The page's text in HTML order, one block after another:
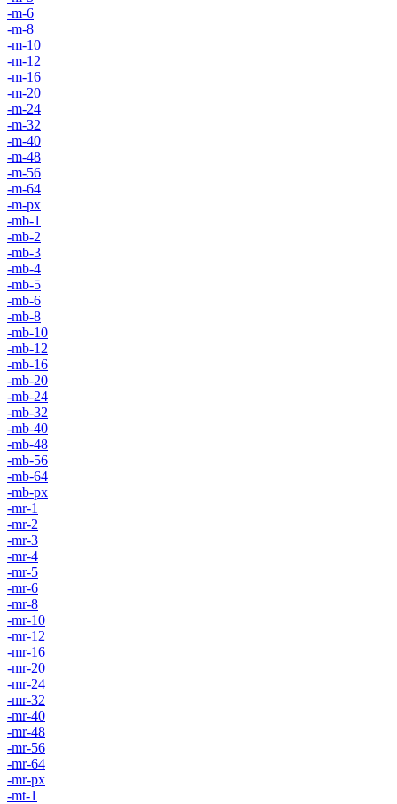
-m-6
-m-8
-m-10
-m-12
-m-16
-m-20
-m-24
-m-32
-m-40
-m-48
-m-56
-m-64
-m-px
-mb-1
-mb-2
-mb-3
-mb-4
-mb-5
-mb-6
-mb-8
-mb-10
-mb-12
-mb-16
-mb-20
-mb-24
-mb-32
-mb-40
-mb-48
-mb-56
-mb-64
-mb-px
-mr-1
-mr-2
-mr-3
-mr-4
-mr-5
-mr-6
-mr-8
-mr-10
-mr-12
-mr-16
-mr-20
-mr-24
-mr-32
-mr-40
-mr-48
-mr-56
-mr-64
-mr-px
-mt-1